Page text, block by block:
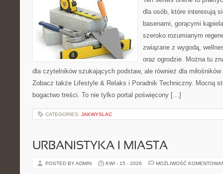
dla osób, które interesują
basenami, gorącymi
szeroko rozumianym
związane z wygodą,
oraz ogrodzie. Można tu
dla czytelników szukających podstaw, ale również dla
Zobacz także Lifestyle & Relaks i Poradnik Techniczny. Mocną
bogactwo treści. To nie tylko portal poświęcony […]
CATEGORIES: JAKWYSLAC
URBANISTYKA I MIASTA
POSTED BY ADMIN KWI - 15 - 2026 MOŻLIWOŚĆ